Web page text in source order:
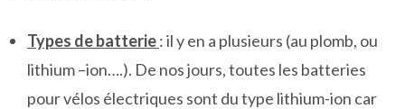
Types de batterie: il y en a plusieurs (au plomb, ou
lithium –ion….). De nos jours, toutes les batteries
pour vélos électriques sont du type lithium-ion car